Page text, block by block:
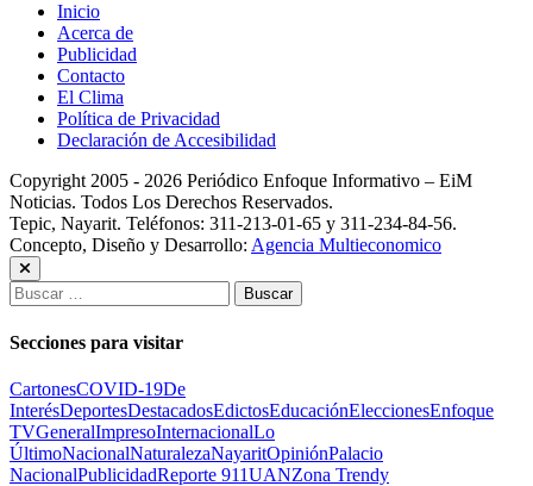
Inicio
Acerca de
Publicidad
Contacto
El Clima
Política de Privacidad
Declaración de Accesibilidad
Copyright 2005 - 2026 Periódico Enfoque Informativo – EiM
Noticias. Todos Los Derechos Reservados.
Tepic, Nayarit. Teléfonos: 311-213-01-65 y 311-234-84-56.
Concepto, Diseño y Desarrollo: Agencia Multieconomico
Buscar:
Secciones para visitar
CartonesCOVID-19De
InterésDeportesDestacadosEdictosEducaciónEleccionesEnfoque
TVGeneralImpresoInternacionalLo
ÚltimoNacionalNaturalezaNayaritOpiniónPalacio
NacionalPublicidadReporte 911UANZona Trendy